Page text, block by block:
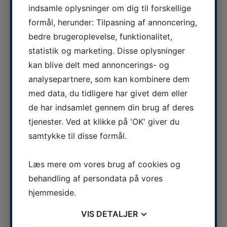
07.08.2026
Autoriseret Veterinærsygeplejerske
søges til fuldtidsstilling hos Vestermose
Dyreklinik på Vestsjælland
Se stillingsopslaget her...
05.08.2026
ERFA møde for oplæringsansvarlige på
veterinærsygeplejerske uddannelsen
d.8.+9.+10. september. Se invitationen
herunder.
ERFA 2026...
03.08.2026
Hvidsten Dyrehospital
Se stillingsopslaget her...
indsamle oplysninger om dig til forskellige
formål, herunder: Tilpasning af annoncering,
bedre brugeroplevelse, funktionalitet,
statistik og marketing. Disse oplysninger
kan blive delt med annoncerings- og
analysepartnere, som kan kombinere dem
med data, du tidligere har givet dem eller
de har indsamlet gennem din brug af deres
tjenester. Ved at klikke på 'OK' giver du
samtykke til disse formål.
Læs mere om vores brug af cookies og
behandling af persondata på vores
hjemmeside.
VIS DETALJER